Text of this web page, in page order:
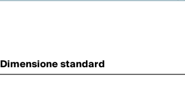
Dimensione standard